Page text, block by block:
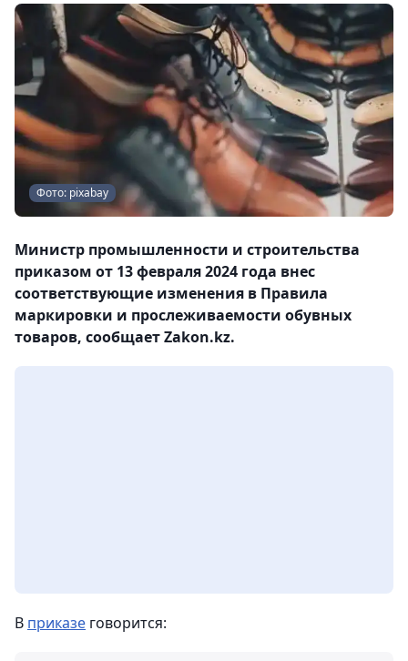
Фото: pixabay
Министр промышленности и строительства
приказом от 13 февраля 2024 года внес
соответствующие изменения в Правила
маркировки и прослеживаемости обувных
товаров, сообщает Zakon.kz.
В приказе говорится: